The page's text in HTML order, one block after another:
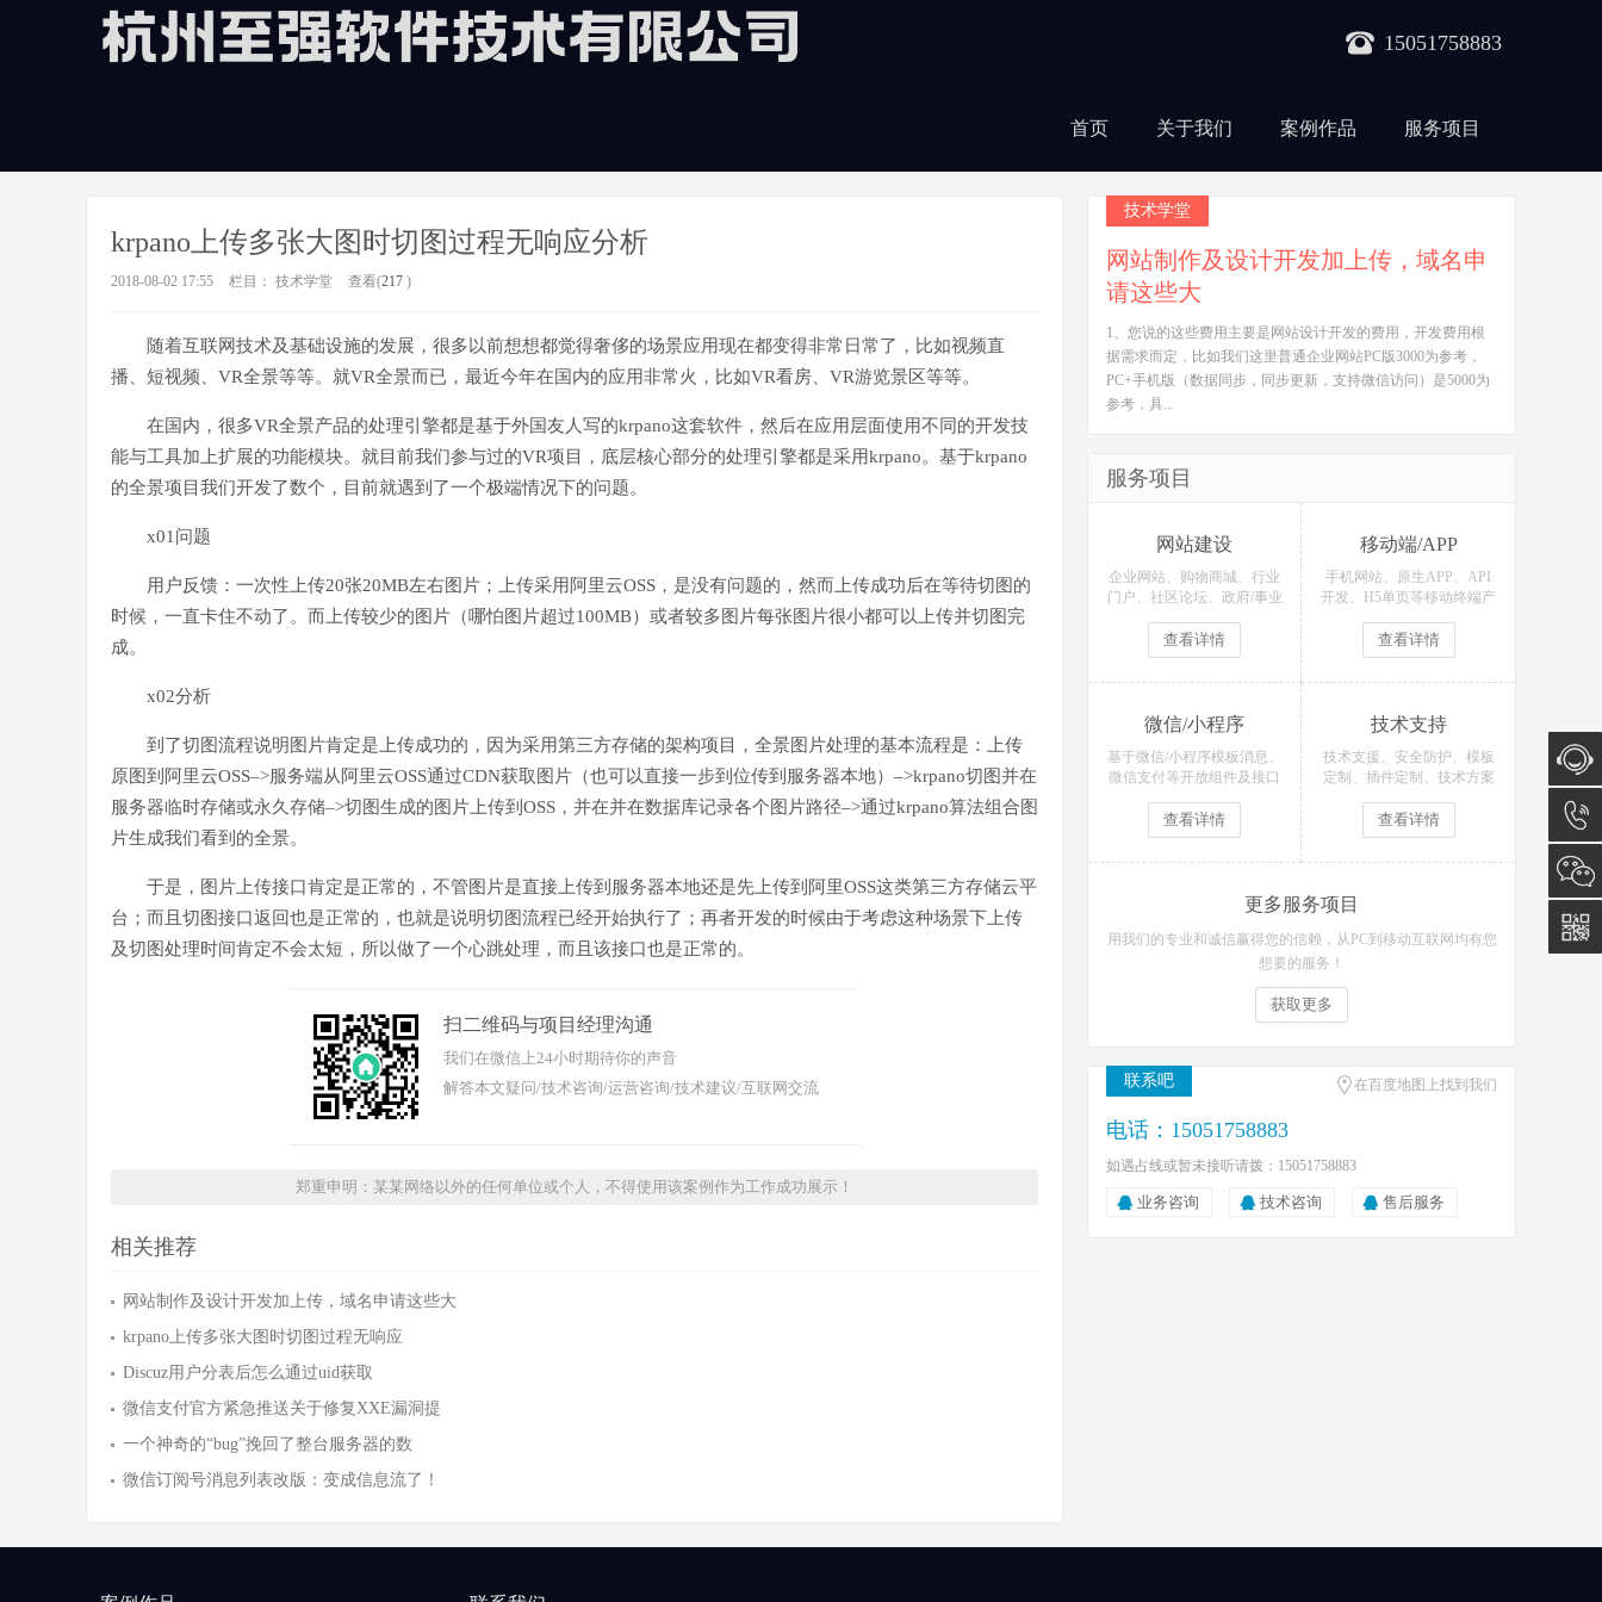
15051758883
首页 关于我们 案例作品 服务项目
krpano上传多张大图时切图过程无响应分析
2018-08-02 17:55 栏目： 技术学堂 查看(217 )
随着互联网技术及基础设施的发展，很多以前想想都觉得奢侈的场景应用现在都变得非常日常了，比如视频直
播、短视频、VR全景等等。就VR全景而已，最近今年在国内的应用非常火，比如VR看房、VR游览景区等等。
在国内，很多VR全景产品的处理引擎都是基于外国友人写的krpano这套软件，然后在应用层面使用不同的开发技
能与工具加上扩展的功能模块。就目前我们参与过的VR项目，底层核心部分的处理引擎都是采用krpano。基于krpano
的全景项目我们开发了数个，目前就遇到了一个极端情况下的问题。
x01问题
用户反馈：一次性上传20张20MB左右图片；上传采用阿里云OSS，是没有问题的，然而上传成功后在等待切图的
时候，一直卡住不动了。而上传较少的图片（哪怕图片超过100MB）或者较多图片每张图片很小都可以上传并切图完
成。
x02分析
到了切图流程说明图片肯定是上传成功的，因为采用第三方存储的架构项目，全景图片处理的基本流程是：上传
原图到阿里云OSS–>服务端从阿里云OSS通过CDN获取图片（也可以直接一步到位传到服务器本地）–>krpano切图并在
服务器临时存储或永久存储–>切图生成的图片上传到OSS，并在并在数据库记录各个图片路径–>通过krpano算法组合图
片生成我们看到的全景。
于是，图片上传接口肯定是正常的，不管图片是直接上传到服务器本地还是先上传到阿里OSS这类第三方存储云平
台；而且切图接口返回也是正常的，也就是说明切图流程已经开始执行了；再者开发的时候由于考虑这种场景下上传
及切图处理时间肯定不会太短，所以做了一个心跳处理，而且该接口也是正常的。
扫二维码与项目经理沟通
我们在微信上24小时期待你的声音
解答本文疑问/技术咨询/运营咨询/技术建议/互联网交流
郑重申明：某某网络以外的任何单位或个人，不得使用该案例作为工作成功展示！
相关推荐
网站制作及设计开发加上传，域名申请这些大
krpano上传多张大图时切图过程无响应
Discuz用户分表后怎么通过uid获取
微信支付官方紧急推送关于修复XXE漏洞提
一个神奇的“bug”挽回了整台服务器的数
微信订阅号消息列表改版：变成信息流了！
技术学堂
网站制作及设计开发加上传，域名申
请这些大
1、您说的这些费用主要是网站设计开发的费用，开发费用根
据需求而定，比如我们这里普通企业网站PC版3000为参考，
PC+手机版（数据同步，同步更新，支持微信访问）是5000为
参考，具...
服务项目
网站建设
企业网站、购物商城、行业
门户、社区论坛、政府/事业
查看详情
移动端/APP
手机网站、原生APP、API
开发、H5单页等移动终端产
查看详情
微信/小程序
基于微信/小程序模板消息、
微信支付等开放组件及接口
查看详情
技术支持
技术支援、安全防护、模板
定制、插件定制、技术方案
查看详情
更多服务项目
用我们的专业和诚信赢得您的信赖，从PC到移动互联网均有您
想要的服务！
获取更多
联系吧 在百度地图上找到我们
电话：15051758883
如遇占线或暂未接听请拨：15051758883
业务咨询 技术咨询 售后服务
在线咨
询